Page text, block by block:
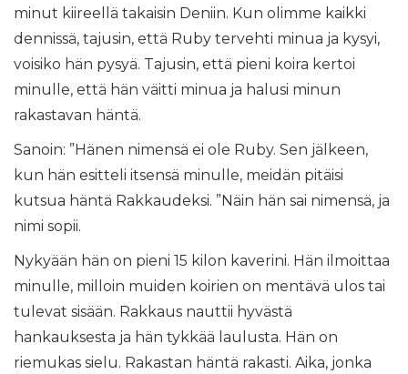
minut kiireellä takaisin Deniin. Kun olimme kaikki
dennissä, tajusin, että Ruby tervehti minua ja kysyi,
voisiko hän pysyä. Tajusin, että pieni koira kertoi
minulle, että hän väitti minua ja halusi minun
rakastavan häntä.
Sanoin: ”Hänen nimensä ei ole Ruby. Sen jälkeen,
kun hän esitteli itsensä minulle, meidän pitäisi
kutsua häntä Rakkaudeksi. ”Näin hän sai nimensä, ja
nimi sopii.
Nykyään hän on pieni 15 kilon kaverini. Hän ilmoittaa
minulle, milloin muiden koirien on mentävä ulos tai
tulevat sisään. Rakkaus nauttii hyvästä
hankauksesta ja hän tykkää laulusta. Hän on
riemukas sielu. Rakastan häntä rakasti. Aika, jonka